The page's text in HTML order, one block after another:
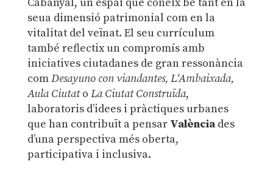
Cabanyal, un espai que coneix bé tant en la
seua dimensió patrimonial com en la
vitalitat del veïnat. El seu currículum
també reflectix un compromís amb
iniciatives ciutadanes de gran ressonància
comDesayuno con viandantes, L’Ambaixada,
Aula Ciutato La Ciutat Construïda,
laboratoris d’idees i pràctiques urbanes
que han contribuït a pensar Valènciades
d’una perspectiva més oberta,
participativa i inclusiva.